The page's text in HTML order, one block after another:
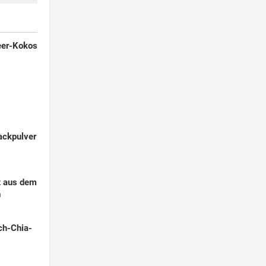
Kokos
dem
Chia-